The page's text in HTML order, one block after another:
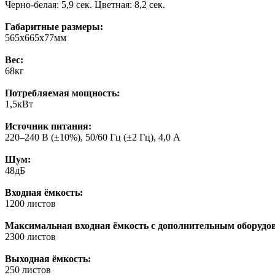
Черно-белая: 5,9 сек. Цветная: 8,2 сек.
Габаритные размеры:
565x665x77мм
Вес:
68кг
Потребляемая мощность:
1,5кВт
Источник питания:
220–240 В (±10%), 50/60 Гц (±2 Гц), 4,0 А
Шум:
48дБ
Входная ёмкость:
1200 листов
Максимальная входная ёмкость с дополнительным
2300 листов
Выходная ёмкость:
250 листов